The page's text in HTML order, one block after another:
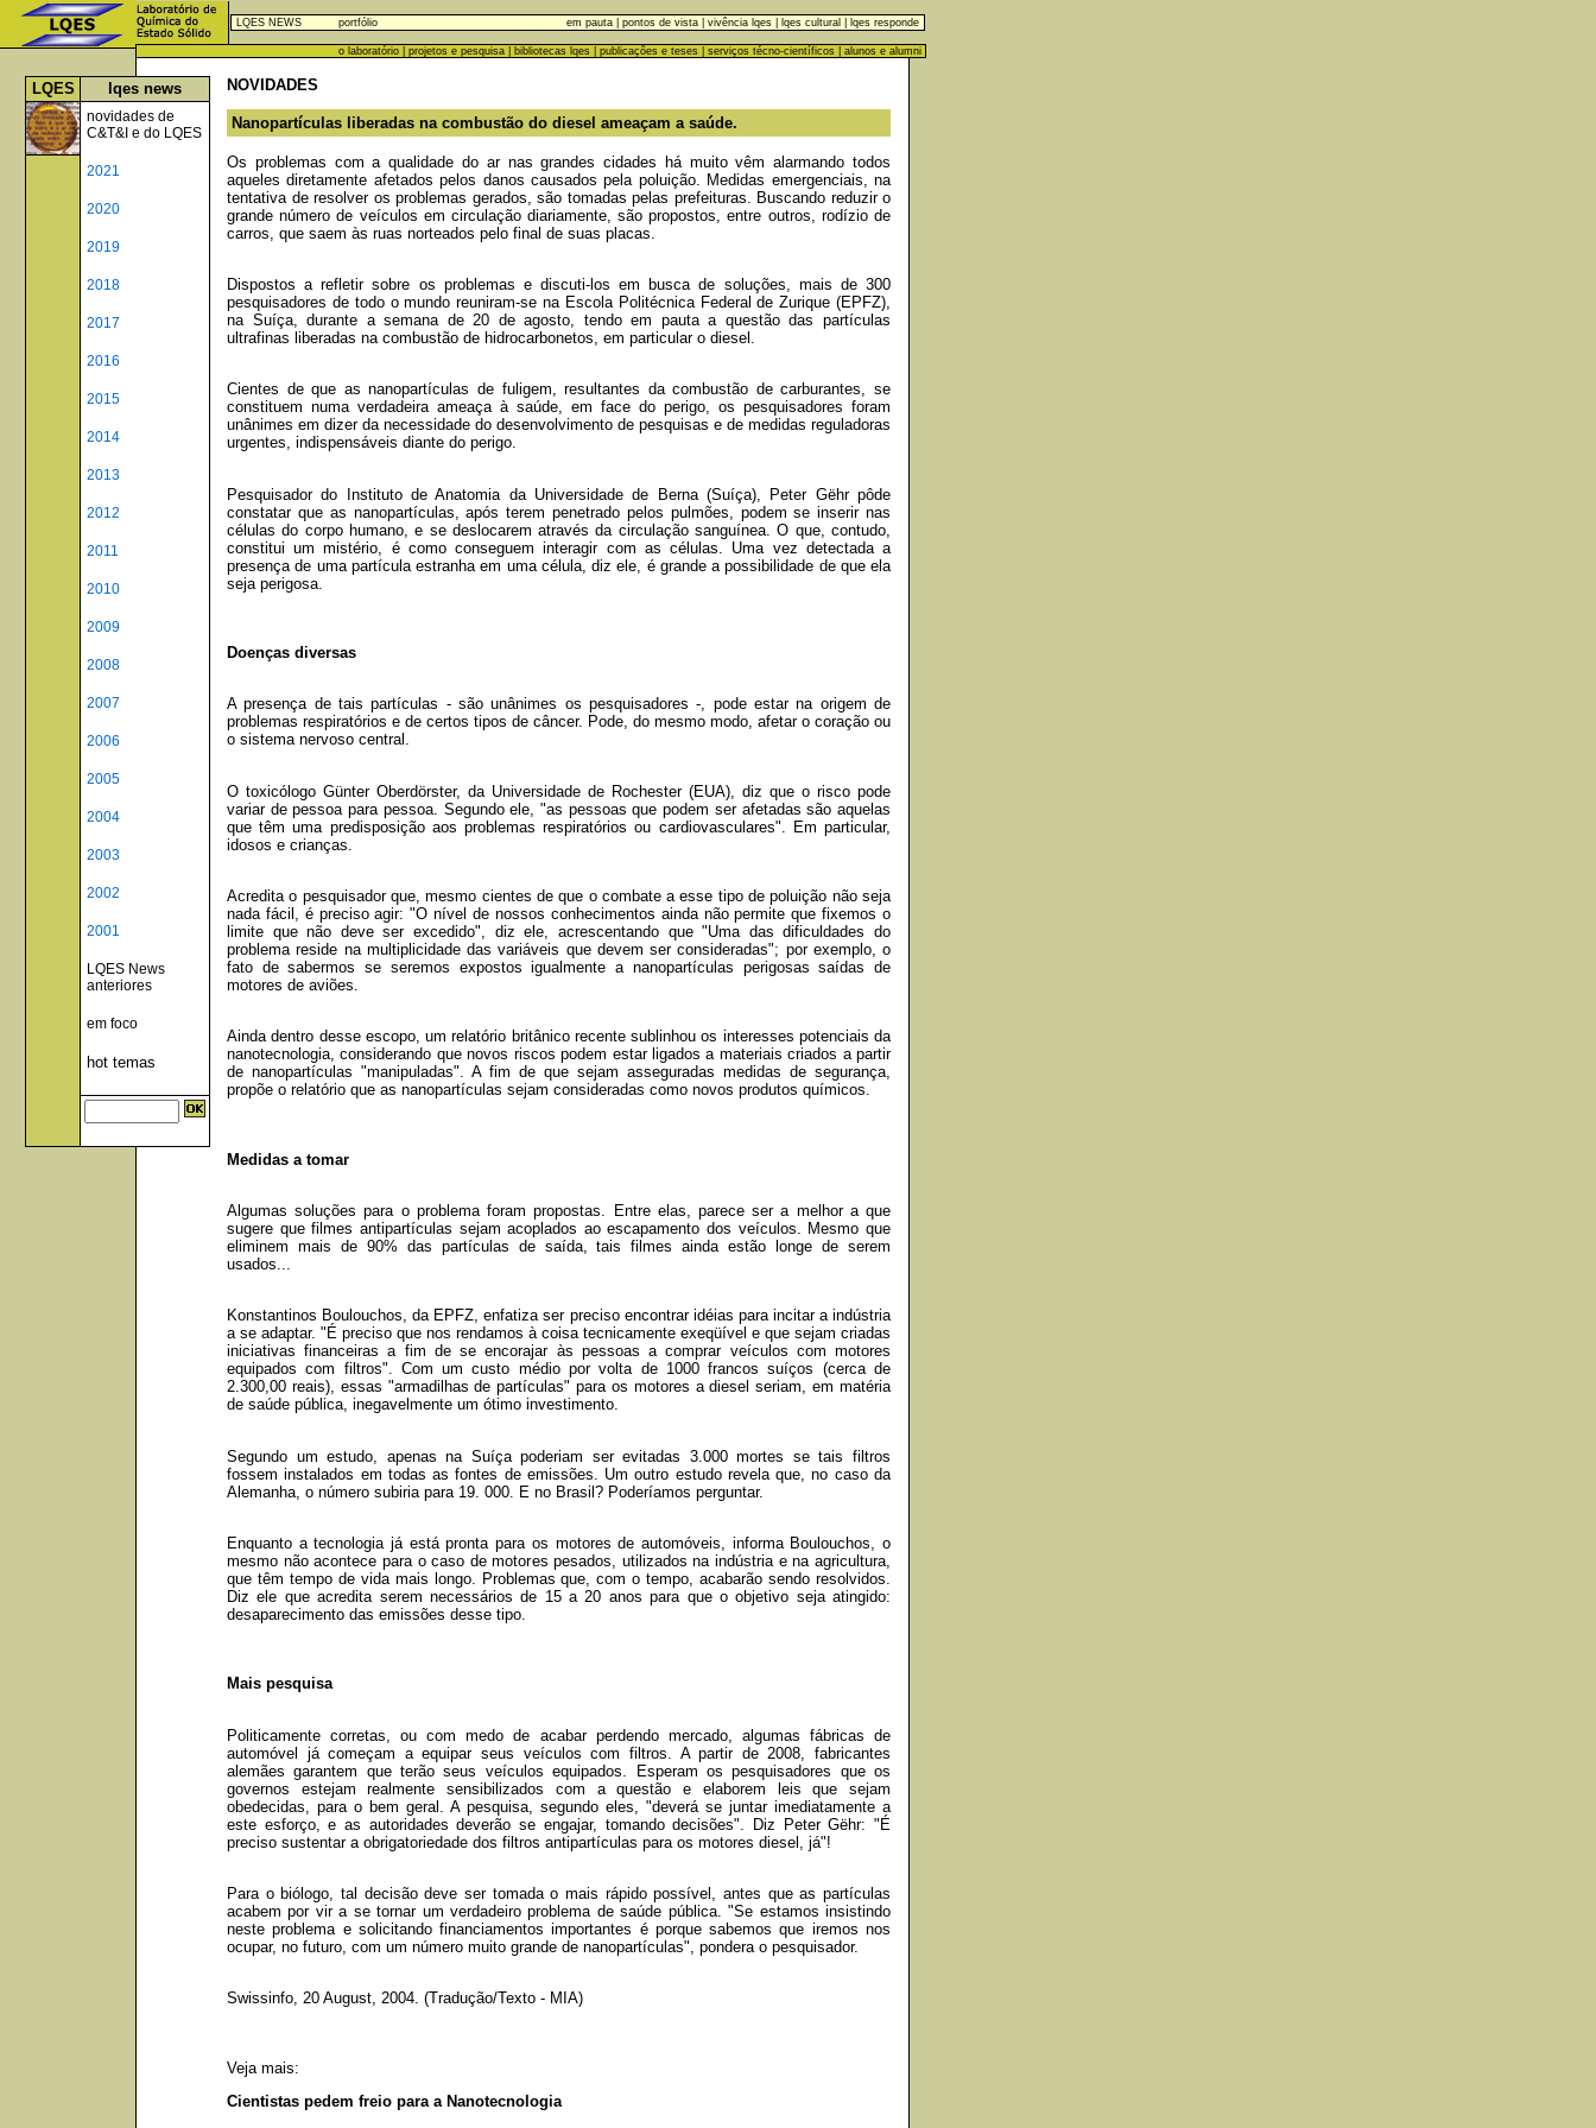
LQES NEWS portfólio em pauta pontos de vista vivência lqes lqes cultural lqes responde
o laboratório projetos e pesquisa bibliotecas lqes publicações e teses serviços técno-científicos alunos e alumni
LQES lqes news
novidades de
C&T&I e do LQES
2021
2020
2019
2018
2017
2016
2015
2014
2013
2012
2011
2010
2009
2008
2007
2006
2005
2004
2003
2002
2001
LQES News
anteriores
em foco
hot temas
NOVIDADES
Nanopartículas liberadas na combustão do diesel ameaçam a saúde.
Os problemas com a qualidade do ar nas grandes cidades há muito vêm alarmando todos
aqueles diretamente afetados pelos danos causados pela poluição. Medidas emergenciais, na
tentativa de resolver os problemas gerados, são tomadas pelas prefeituras. Buscando reduzir o
grande número de veículos em circulação diariamente, são propostos, entre outros, rodízio de
carros, que saem às ruas norteados pelo final de suas placas.
Dispostos a refletir sobre os problemas e discuti-los em busca de soluções, mais de 300
pesquisadores de todo o mundo reuniram-se na Escola Politécnica Federal de Zurique (EPFZ),
na Suíça, durante a semana de 20 de agosto, tendo em pauta a questão das partículas
ultrafinas liberadas na combustão de hidrocarbonetos, em particular o diesel.
Cientes de que as nanopartículas de fuligem, resultantes da combustão de carburantes, se
constituem numa verdadeira ameaça à saúde, em face do perigo, os pesquisadores foram
unânimes em dizer da necessidade do desenvolvimento de pesquisas e de medidas reguladoras
urgentes, indispensáveis diante do perigo.
Pesquisador do Instituto de Anatomia da Universidade de Berna (Suíça), Peter Gëhr pôde
constatar que as nanopartículas, após terem penetrado pelos pulmões, podem se inserir nas
células do corpo humano, e se deslocarem através da circulação sanguínea. O que, contudo,
constitui um mistério, é como conseguem interagir com as células. Uma vez detectada a
presença de uma partícula estranha em uma célula, diz ele, é grande a possibilidade de que ela
seja perigosa.
Doenças diversas
A presença de tais partículas - são unânimes os pesquisadores -, pode estar na origem de
problemas respiratórios e de certos tipos de câncer. Pode, do mesmo modo, afetar o coração ou
o sistema nervoso central.
O toxicólogo Günter Oberdörster, da Universidade de Rochester (EUA), diz que o risco pode
variar de pessoa para pessoa. Segundo ele, "as pessoas que podem ser afetadas são aquelas
que têm uma predisposição aos problemas respiratórios ou cardiovasculares". Em particular,
idosos e crianças.
Acredita o pesquisador que, mesmo cientes de que o combate a esse tipo de poluição não seja
nada fácil, é preciso agir: "O nível de nossos conhecimentos ainda não permite que fixemos o
limite que não deve ser excedido", diz ele, acrescentando que "Uma das dificuldades do
problema reside na multiplicidade das variáveis que devem ser consideradas"; por exemplo, o
fato de sabermos se seremos expostos igualmente a nanopartículas perigosas saídas de
motores de aviões.
Ainda dentro desse escopo, um relatório britânico recente sublinhou os interesses potenciais da
nanotecnologia, considerando que novos riscos podem estar ligados a materiais criados a partir
de nanopartículas "manipuladas". A fim de que sejam asseguradas medidas de segurança,
propõe o relatório que as nanopartículas sejam consideradas como novos produtos químicos.
Medidas a tomar
Algumas soluções para o problema foram propostas. Entre elas, parece ser a melhor a que
sugere que filmes antipartículas sejam acoplados ao escapamento dos veículos. Mesmo que
eliminem mais de 90% das partículas de saída, tais filmes ainda estão longe de serem
usados...
Konstantinos Boulouchos, da EPFZ, enfatiza ser preciso encontrar idéias para incitar a indústria
a se adaptar. "É preciso que nos rendamos à coisa tecnicamente exeqüível e que sejam criadas
iniciativas financeiras a fim de se encorajar às pessoas a comprar veículos com motores
equipados com filtros". Com um custo médio por volta de 1000 francos suíços (cerca de
2.300,00 reais), essas "armadilhas de partículas" para os motores a diesel seriam, em matéria
de saúde pública, inegavelmente um ótimo investimento.
Segundo um estudo, apenas na Suíça poderiam ser evitadas 3.000 mortes se tais filtros
fossem instalados em todas as fontes de emissões. Um outro estudo revela que, no caso da
Alemanha, o número subiria para 19. 000. E no Brasil? Poderíamos perguntar.
Enquanto a tecnologia já está pronta para os motores de automóveis, informa Boulouchos, o
mesmo não acontece para o caso de motores pesados, utilizados na indústria e na agricultura,
que têm tempo de vida mais longo. Problemas que, com o tempo, acabarão sendo resolvidos.
Diz ele que acredita serem necessários de 15 a 20 anos para que o objetivo seja atingido:
desaparecimento das emissões desse tipo.
Mais pesquisa
Politicamente corretas, ou com medo de acabar perdendo mercado, algumas fábricas de
automóvel já começam a equipar seus veículos com filtros. A partir de 2008, fabricantes
alemães garantem que terão seus veículos equipados. Esperam os pesquisadores que os
governos estejam realmente sensibilizados com a questão e elaborem leis que sejam
obedecidas, para o bem geral. A pesquisa, segundo eles, "deverá se juntar imediatamente a
este esforço, e as autoridades deverão se engajar, tomando decisões". Diz Peter Gëhr: "É
preciso sustentar a obrigatoriedade dos filtros antipartículas para os motores diesel, já"!
Para o biólogo, tal decisão deve ser tomada o mais rápido possível, antes que as partículas
acabem por vir a se tornar um verdadeiro problema de saúde pública. "Se estamos insistindo
neste problema e solicitando financiamentos importantes é porque sabemos que iremos nos
ocupar, no futuro, com um número muito grande de nanopartículas", pondera o pesquisador.
Swissinfo, 20 August, 2004. (Tradução/Texto - MIA)
Veja mais:
Cientistas pedem freio para a Nanotecnologia